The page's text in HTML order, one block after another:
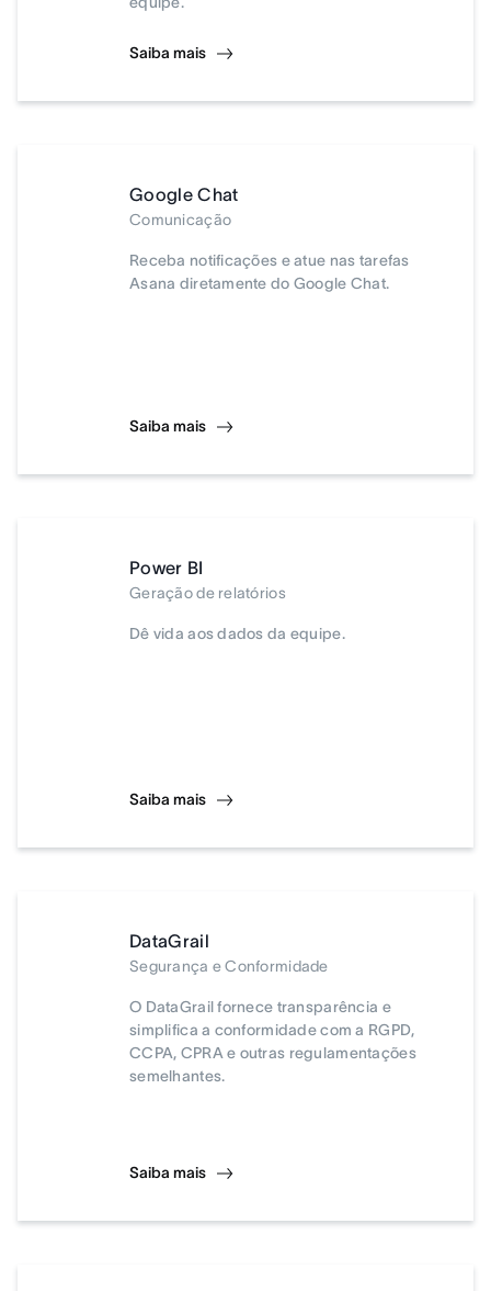
Saiba mais
Google Chat
Comunicação
Receba notificações e atue nas tarefas
Asana diretamente do Google Chat.
Saiba mais
Power BI
Geração de relatórios
Dê vida aos dados da equipe.
Saiba mais
DataGrail
Segurança e Conformidade
O DataGrail fornece transparência e
simplifica a conformidade com a RGPD,
CCPA, CPRA e outras regulamentações
semelhantes.
Saiba mais